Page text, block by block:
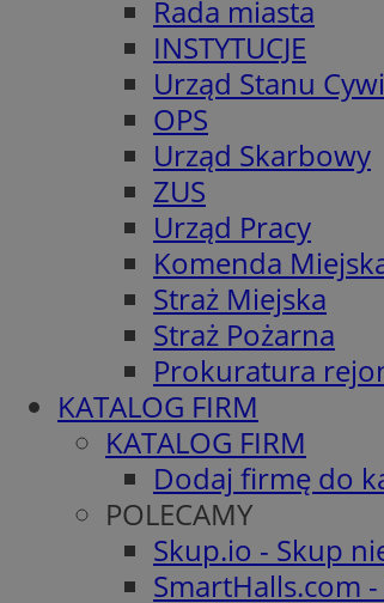
Rada miasta
INSTYTUCJE
Urząd Stanu
OPS
Urząd Skarbowy
ZUS
Urząd Pracy
Komenda
Straż Miejska
Straż Pożarna
Prokuratura
KATALOG FIRM
KATALOG FIRM
Dodaj firmę do
POLECAMY
Skup.io - Skup
SmartHalls.com